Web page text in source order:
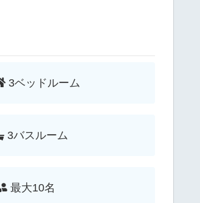
3ベッドルーム
3バスルーム
最大10名